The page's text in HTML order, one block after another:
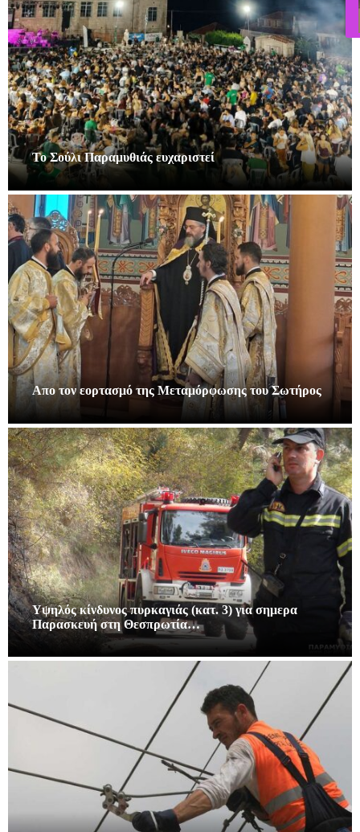
Το Σούλι Παραμυθιάς ευχαριστεί
Απο τον εορτασμό της Μεταμόρφωσης του Σωτήρος
Υψηλός κίνδυνος πυρκαγιάς (κατ. 3) για σημερα
Παρασκευή στη Θεσπρωτία…